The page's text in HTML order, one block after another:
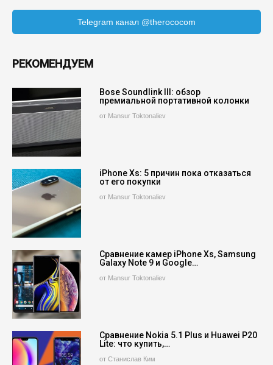
Telegram канал @therococom
РЕКОМЕНДУЕМ
Bose Soundlink III: обзор
премиальной портативной колонки
от Mansur Toktonaliev
iPhone Xs: 5 причин пока отказаться
от его покупки
от Mansur Toktonaliev
Сравнение камер iPhone Xs, Samsung
Galaxy Note 9 и Google…
от Mansur Toktonaliev
Сравнение Nokia 5.1 Plus и Huawei P20
Lite: что купить,…
от Станислав Ким